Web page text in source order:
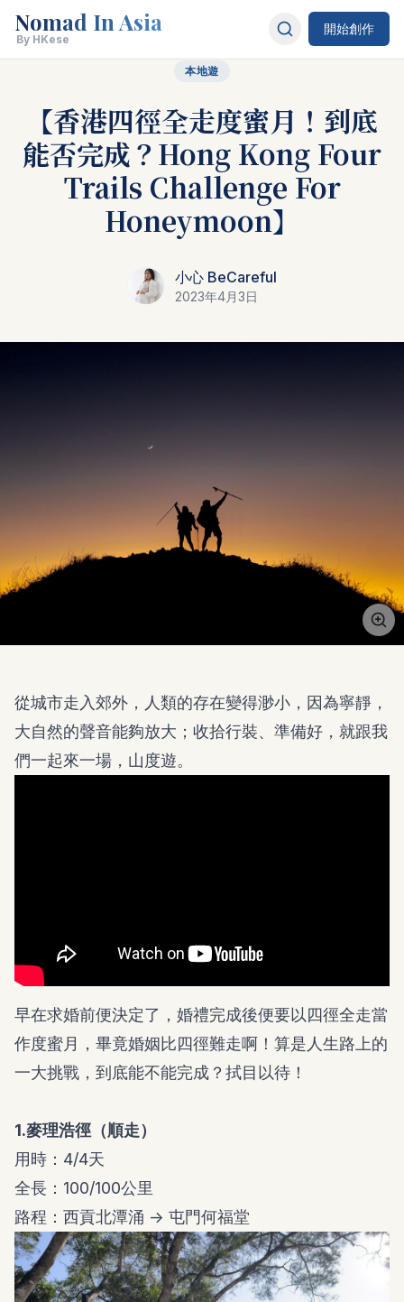
Nomad In Asia
By HKese
開始創作
本地遊
【香港四徑全走度蜜月！到底
能否完成？Hong Kong Four
Trails Challenge For
Honeymoon】
小心 BeCareful
2023年4月3日
從城市走入郊外，人類的存在變得渺小，因為寧靜，
大自然的聲音能夠放大；收拾行裝、準備好，就跟我
們一起來一場，山度遊。
早在求婚前便決定了，婚禮完成後便要以四徑全走當
作度蜜月，畢竟婚姻比四徑難走啊！算是人生路上的
一大挑戰，到底能不能完成？拭目以待！
1.麥理浩徑（順走）
用時：4/4天
全長：100/100公里
路程：西貢北潭涌 -> 屯門何福堂